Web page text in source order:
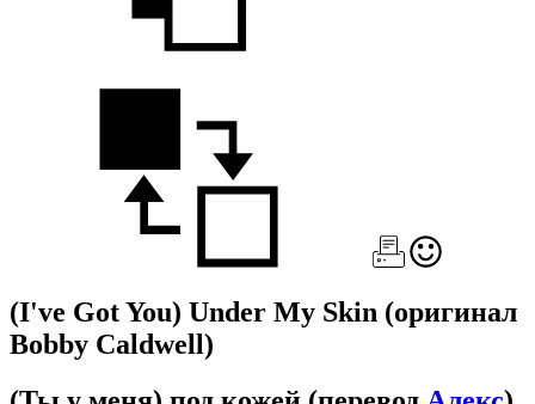
(I've Got You) Under My Skin (оригинал
Bobby Caldwell)